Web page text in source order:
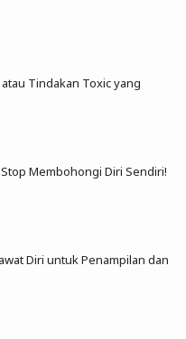
Tindakan Toxic yang
Membohongi Diri Sendiri!
Diri untuk Penampilan dan